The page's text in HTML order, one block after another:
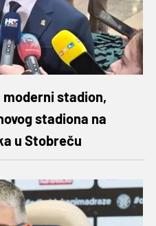
moderni stadion,
stadiona na
u Stobreču